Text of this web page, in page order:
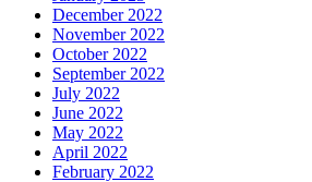
December 2022
November 2022
October 2022
September 2022
July 2022
June 2022
May 2022
April 2022
February 2022